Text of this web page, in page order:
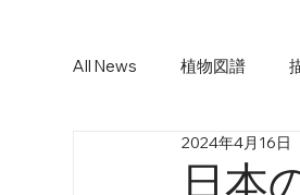
All News 植物図譜
日本
2024年4月16日